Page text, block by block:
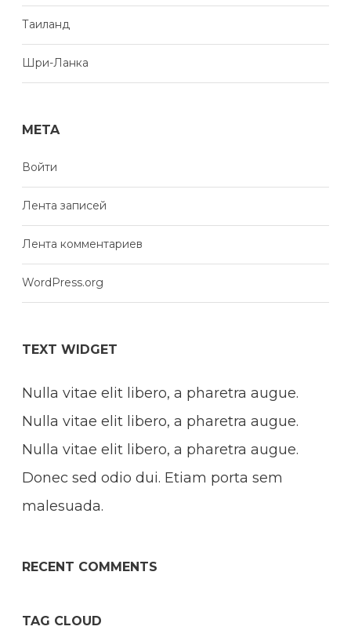
Таиланд
Шри-Ланка
META
Войти
Лента записей
Лента комментариев
WordPress.org
TEXT WIDGET
Nulla vitae elit libero, a pharetra augue.
Nulla vitae elit libero, a pharetra augue.
Nulla vitae elit libero, a pharetra augue.
Donec sed odio dui. Etiam porta sem
malesuada.
RECENT COMMENTS
TAG CLOUD